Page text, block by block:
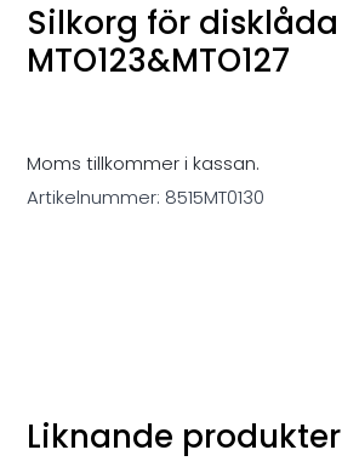
Silkorg för disklåda
MTO123&MTO127
Moms tillkommer i kassan.
Artikelnummer: 8515MT0130
Liknande produkter